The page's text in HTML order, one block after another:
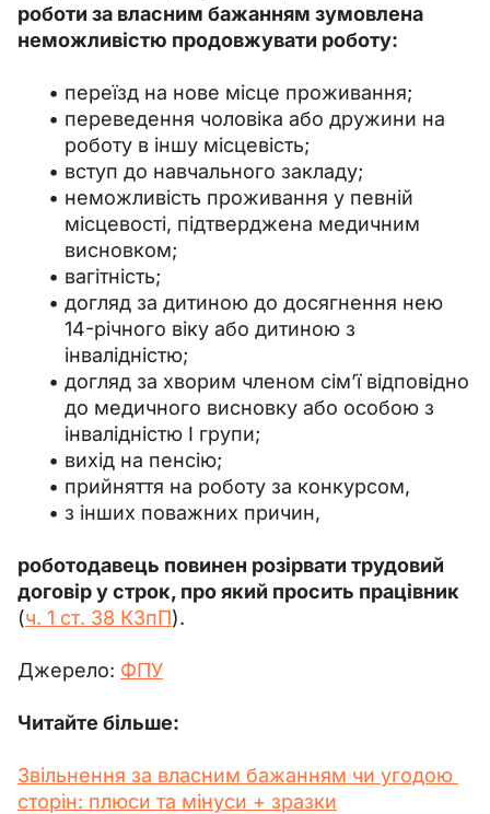
роботи за власним бажанням зумовлена
неможливістю продовжувати роботу:
переїзд на нове місце проживання;
переведення чоловіка або дружини на
роботу в іншу місцевість;
вступ до навчального закладу;
неможливість проживання у певній
місцевості, підтверджена медичним
висновком;
вагітність;
догляд за дитиною до досягнення нею
14-річного віку або дитиною з
інвалідністю;
догляд за хворим членом сім’ї відповідно
до медичного висновку або особою з
інвалідністю I групи;
вихід на пенсію;
прийняття на роботу за конкурсом,
з інших поважних причин,
роботодавець повинен розірвати трудовий
договір у строк, про який просить працівник
(ч. 1 ст. 38 КЗпП).
Джерело: ФПУ
Читайте більше:
Звільнення за власним бажанням чи угодою
сторін: плюси та мінуси + зразки